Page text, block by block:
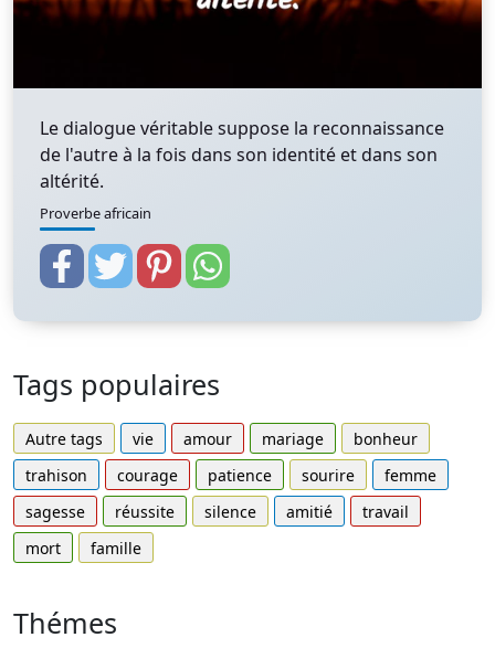
Le dialogue véritable suppose la reconnaissance
de l'autre à la fois dans son identité et dans son
altérité.
Proverbe africain
Tags populaires
Autre tags vie amour mariage
bonheur
trahison
courage patience sourire
femme
sagesse
réussite silence amitié
travail
mort
famille
Thémes